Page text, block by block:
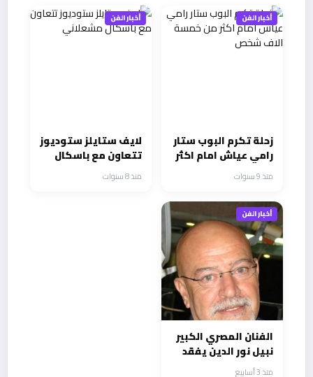
أخبار الفن
زحلة تكرم البوب ستار
رامي عياش امام اكثر
من خمسة الاف شخصمنذ 9 سنوات
أخبار الفن
لايف ستايلز ستوديوز
تتعاون مع باسكال
مشعلانيمنذ 8 سنوات
أخبار الفن
الفنان المصري الكبير
نبيل نور الدين يفقد
بصره ويعلن اعتزالهمنذ 3 أسابيع